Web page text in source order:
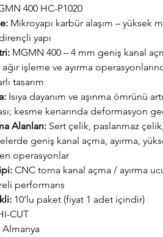
400 HC-P1020
Mikroyapı karbür alaşım – yüksek
yapı
MGMN 400 – 4 mm geniş kanal
işleme ve ayırma
tasarım
Isıya dayanım ve aşınma ömrünü
kesme kenarında deformasyon
Alanları: Sert çelik, paslanmaz
geniş kanal açma, ayırma,
operasyonlar
CNC torna kanal açma / ayırma
performans
10’lu paket (fiyat 1 adet içindir)
CUT
Almanya